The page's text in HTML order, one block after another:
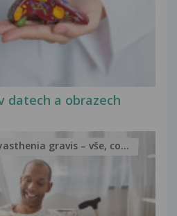
datech a obrazech
gravis – vše, co...